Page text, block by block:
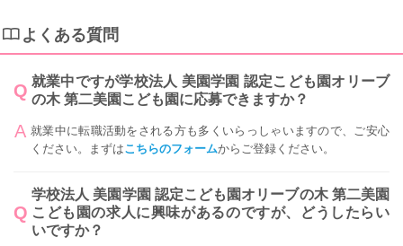
よくある質問
就業中ですが学校法人 美園学園 認定こども園オリーブ
の木 第二美園こども園に応募できますか？
就業中に転職活動をされる方も多くいらっしゃいますので、ご安心
ください。まずはこちらのフォームからご登録ください。
学校法人 美園学園 認定こども園オリーブの木 第二美園
こども園の求人に興味があるのですが、どうしたらい
いですか？